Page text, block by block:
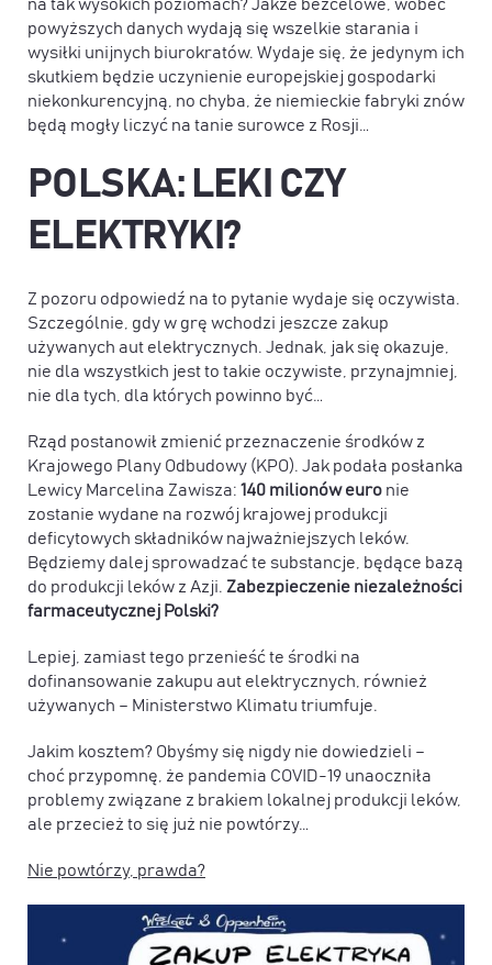
na tak wysokich poziomach? Jakże bezcelowe, wobec
powyższych danych wydają się wszelkie starania i
wysiłki unijnych biurokratów. Wydaje się, że jedynym ich
skutkiem będzie uczynienie europejskiej gospodarki
niekonkurencyjną, no chyba, że niemieckie fabryki znów
będą mogły liczyć na tanie surowce z Rosji…
POLSKA: LEKI CZY
ELEKTRYKI?
Z pozoru odpowiedź na to pytanie wydaje się oczywista.
Szczególnie, gdy w grę wchodzi jeszcze zakup
używanych aut elektrycznych. Jednak, jak się okazuje,
nie dla wszystkich jest to takie oczywiste, przynajmniej,
nie dla tych, dla których powinno być…
Rząd postanowił zmienić przeznaczenie środków z
Krajowego Plany Odbudowy (KPO). Jak podała posłanka
Lewicy Marcelina Zawisza: 140 milionów euronie
zostanie wydane na rozwój krajowej produkcji
deficytowych składników najważniejszych leków.
Będziemy dalej sprowadzać te substancje, będące bazą
do produkcji leków z Azji. Zabezpieczenie niezależności
farmaceutycznej Polski?
Lepiej, zamiast tego przenieść te środki na
dofinansowanie zakupu aut elektrycznych, również
używanych – Ministerstwo Klimatu triumfuje.
Jakim kosztem? Obyśmy się nigdy nie dowiedzieli –
choć przypomnę, że pandemia COVID-19 unaoczniła
problemy związane z brakiem lokalnej produkcji leków,
ale przecież to się już nie powtórzy…
Nie powtórzy, prawda?